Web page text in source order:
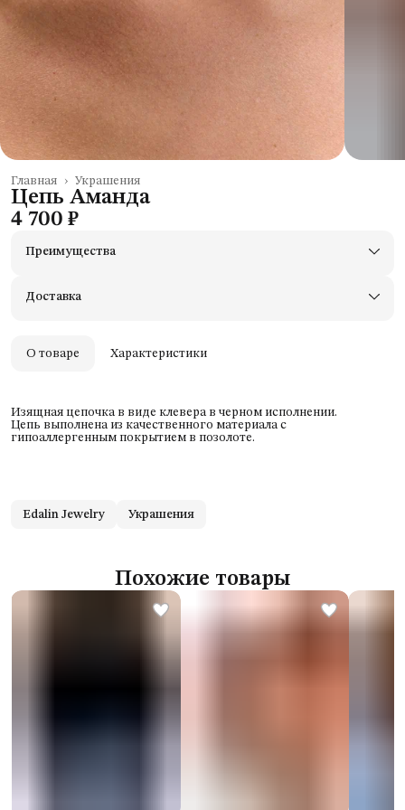
Украшения
Главная ›
Цепь Аманда
4 700 ₽
Преимущества
Оплата — картой, СБП или наличными
Доставка
О товаре Характеристики
Изящная цепочка в виде клевера в черном исполнении.
Цепь выполнена из качественного материала с
гипоаллергенным покрытием в позолоте.
Edalin Jewelry Украшения
Похожие товары